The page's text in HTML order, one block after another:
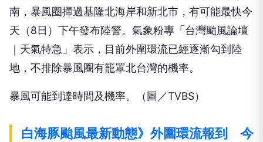
南，暴風圈掃過基隆北海岸和新北市，有可能最快今
天（8日）下午發布陸警。氣象粉專「台灣颱風論壇
｜天氣特急」表示，目前外圍環流已經逐漸勾到陸
地，不排除暴風圈有籠罩北台灣的機率。
暴風可能到達時間及機率。（圖／TVBS）
白海豚颱風最新動態》外圍環流報到 今